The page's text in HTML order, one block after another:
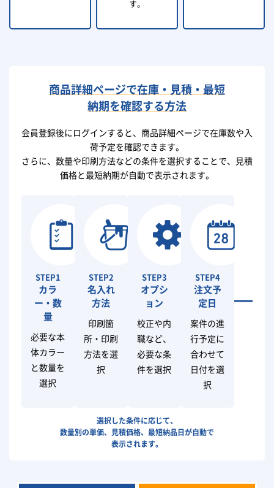
す。
商品詳細ページで在庫・見積・最短
納期を確認する方法
会員登録後にログインすると、商品詳細ページで在庫数や入
荷予定を確認できます。
さらに、数量や印刷方法などの条件を選択することで、見積
価格と最短納期が自動で表示されます。
STEP1
カラ
ー・数
量
必要な本
体カラー
と数量を
選択
STEP2
名入れ
方法
印刷箇
所・印刷
方法を選
択
STEP3
オプシ
ョン
校正や内
職など、
必要な条
件を選択
STEP4
注文予
定日
案件の進
行予定に
合わせて
日付を選
択
選択した条件に応じて、
数量別の単価、見積価格、最短納品日が自動で
表示されます。